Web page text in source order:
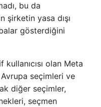
bu da
şirketin yasa dışı
gösterdiğini
olan Meta
Avrupa seçimleri ve
diğer seçimler,
seçmen